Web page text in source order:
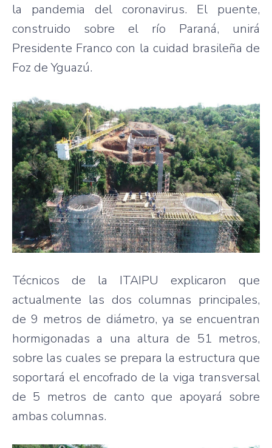
la pandemia del coronavirus. El puente,
construido sobre el río Paraná, unirá
Presidente Franco con la cuidad brasileña de
Foz de Yguazú.
Técnicos de la ITAIPU explicaron que
actualmente las dos columnas principales,
de 9 metros de diámetro, ya se encuentran
hormigonadas a una altura de 51 metros,
sobre las cuales se prepara la estructura que
soportará el encofrado de la viga transversal
de 5 metros de canto que apoyará sobre
ambas columnas.